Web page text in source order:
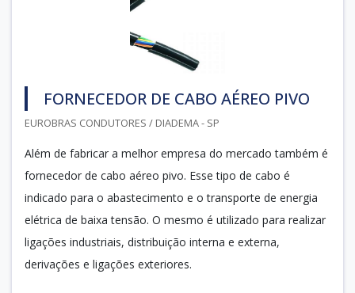
FORNECEDOR DE CABO AÉREO PIVO
EUROBRAS CONDUTORES / DIADEMA - SP
Além de fabricar a melhor empresa do mercado também é
fornecedor de cabo aéreo pivo. Esse tipo de cabo é
indicado para o abastecimento e o transporte de energia
elétrica de baixa tensão. O mesmo é utilizado para realizar
ligações industriais, distribuição interna e externa,
derivações e ligações exteriores.